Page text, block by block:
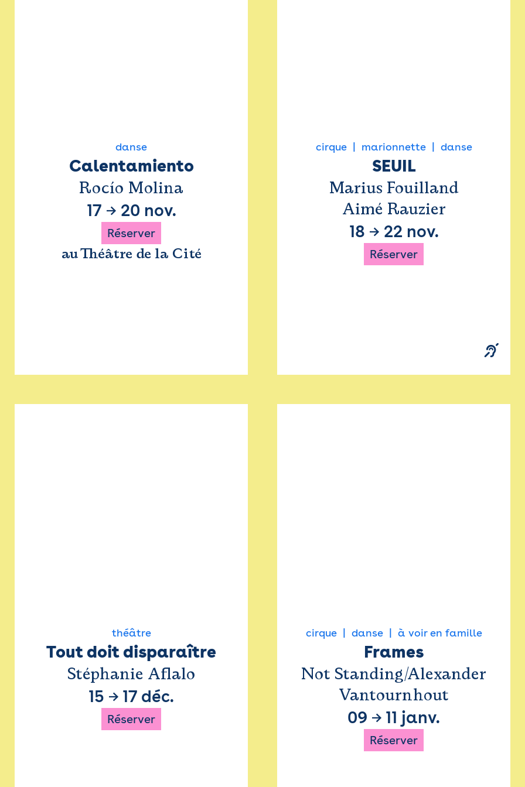
danse
Calentamiento
Rocío Molina
17 → 20 nov.
Réserver
au Théâtre de la Cité
cirque marionnette danse
SEUIL
Marius Fouilland
Aimé Rauzier
18 → 22 nov.
Réserver
théâtre
Tout doit disparaître
Stéphanie Aflalo
15 → 17 déc.
Réserver
cirque danse à voir en famille
Frames
Not Standing/Alexander
Vantournhout
09 → 11 janv.
Réserver